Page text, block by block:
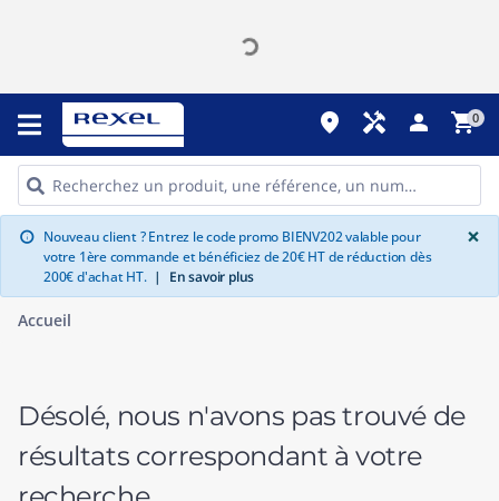
place handyman person shopping_cart0
info Nouveau client ? Entrez le code promo BIENV202 valable pour
votre 1ère commande et bénéficiez de 20€ HT de réduction dès
200€ d'achat HT. | En savoir plus
×
Accueil
Désolé, nous n'avons pas trouvé de
résultats correspondant à votre